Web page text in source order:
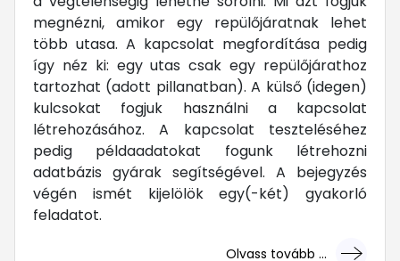
megnézni, amikor egy repülőjáratnak lehet
több utasa. A kapcsolat megfordítása pedig
így néz ki: egy utas csak egy repülőjárathoz
tartozhat (adott pillanatban). A külső (idegen)
kulcsokat fogjuk használni a kapcsolat
létrehozásához. A kapcsolat teszteléséhez
pedig példaadatokat fogunk létrehozni
adatbázis gyárak segítségével. A bejegyzés
végén ismét kijelölök egy(-két) gyakorló
feladatot.
Olvass tovább ...